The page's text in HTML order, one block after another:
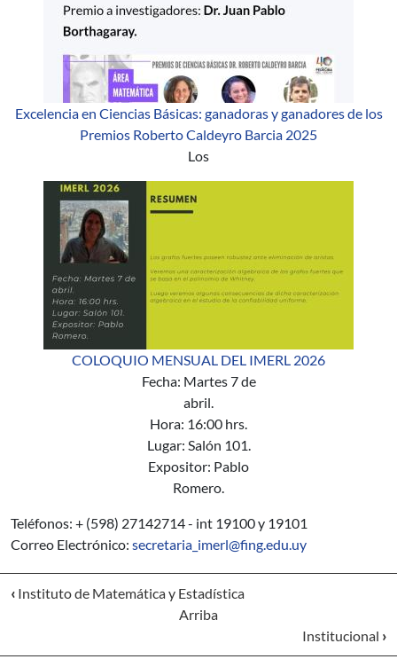
Excelencia en Ciencias Básicas: ganadoras y ganadores de los
Premios Roberto Caldeyro Barcia 2025
Los
COLOQUIO MENSUAL DEL IMERL 2026
Fecha: Martes 7 de
abril.
Hora: 16:00 hrs.
Lugar: Salón 101.
Expositor: Pablo
Romero.
Teléfonos: + (598) 27142714 - int 19100 y 19101
Correo Electrónico: secretaria_imerl@fing.edu.uy
‹ Instituto de Matemática y Estadística
Arriba
Institucional ›